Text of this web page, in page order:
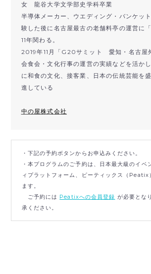
女 龍谷大学文学部史学科卒業
半導体メーカー、ウエディング・バンケッ
験した後に名古屋最古の老舗料亭の運営に
11年関わる。
2019年11月「G20サミット 愛知・名古屋
会食会・文化行事の運営の実績などを活か
に和食の文化、接客業、日本の伝統芸能を
進している
中の屋株式会社
・下記の予約ボタンからお申込みください。
・本プログラムのご予約は、日本最大級のイベ
ィプラットフォーム、ピーティックス（Peatix
ます。
ご予約には Peatixへの会員登録 が必要とな
承ください。